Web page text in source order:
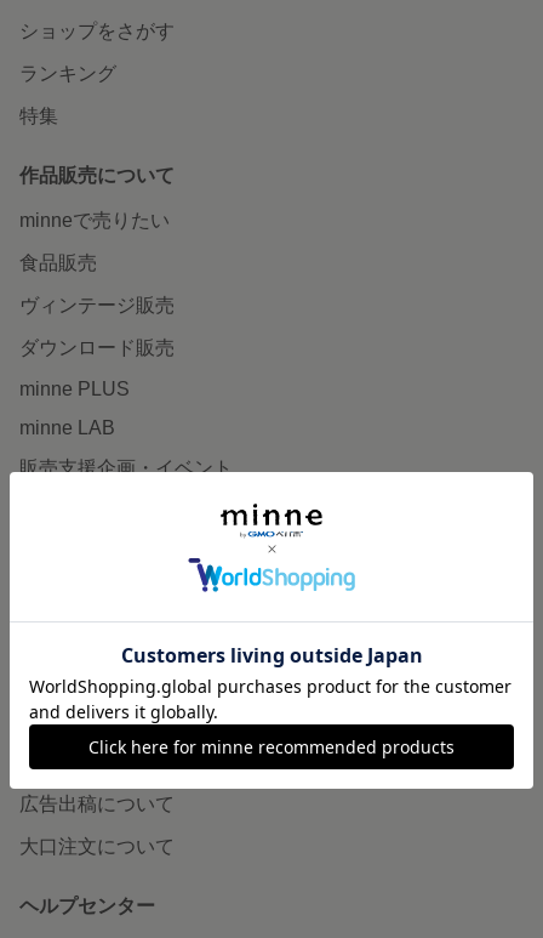
ショップをさがす
ランキング
特集
作品販売について
minneで売りたい
食品販売
ヴィンテージ販売
ダウンロード販売
minne PLUS
minne LAB
販売支援企画・イベント
minneとものづくりと
minneの本
企業の方へ
広告出稿について
大口注文について
ヘルプセンター